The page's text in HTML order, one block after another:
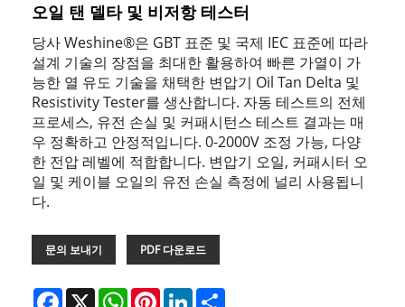
오일 탠 델타 및 비저항 테스터
당사 Weshine®은 GBT 표준 및 국제 IEC 표준에 따라
설계 기술의 장점을 최대한 활용하여 빠른 가열이 가
능한 열 유도 기술을 채택한 변압기 Oil Tan Delta 및
Resistivity Tester를 생산합니다. 자동 테스트의 전체
프로세스, 유전 손실 및 커패시턴스 테스트 결과는 매
우 정확하고 안정적입니다. 0-2000V 조정 가능, 다양
한 전압 레벨에 적합합니다. 변압기 오일, 커패시터 오
일 및 케이블 오일의 유전 손실 측정에 널리 사용됩니
다.
문의 보내기 PDF 다운로드
Facebook
X WhatsAppPinterestLinkedIn